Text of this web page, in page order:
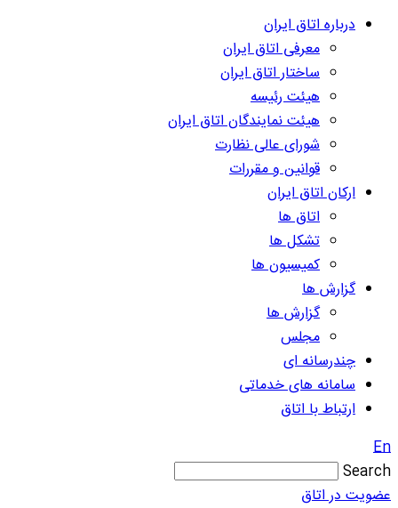
درباره اتاق ایران
معرفی اتاق ایران
ساختار اتاق ایران
هیئت رئیسه
هیئت نمایندگان اتاق ایران
شورای عالی نظارت
قوانین و مقررات
ارکان اتاق ایران
اتاق ها
تشکل ها
کمیسیون ها
گزارش ها
گزارش ها
مجلس
چندرسانه ای
سامانه های خدماتی
ارتباط با اتاق
En
Search
عضویت در اتاق